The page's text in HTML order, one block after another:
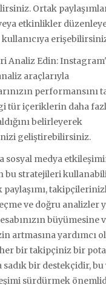
Ortak
etkinlikler
kullanıcıya
Analiz Edin:
araçlarıyla
performansını
tür içeriklerin daha
belirleyerek
geliştirebilirsiniz.
sosyal medya
bu stratejileri
paylaşımı,
ve doğru analizler
büyümesine
artmasına yardımcı
bir takipçiniz bir
sadık bir destekçidir,
sürdürmek